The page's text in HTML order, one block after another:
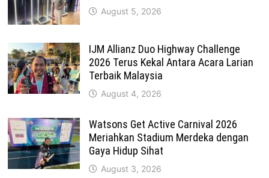
August 5, 2026
IJM Allianz Duo Highway Challenge
2026 Terus Kekal Antara Acara Larian
Terbaik Malaysia
August 4, 2026
Watsons Get Active Carnival 2026
Meriahkan Stadium Merdeka dengan
Gaya Hidup Sihat
August 3, 2026